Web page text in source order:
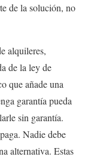
de la solución, no
alquileres,
de la ley de
que añade una
garantía pueda
sin garantía.
Nadie debe
alternativa. Estas